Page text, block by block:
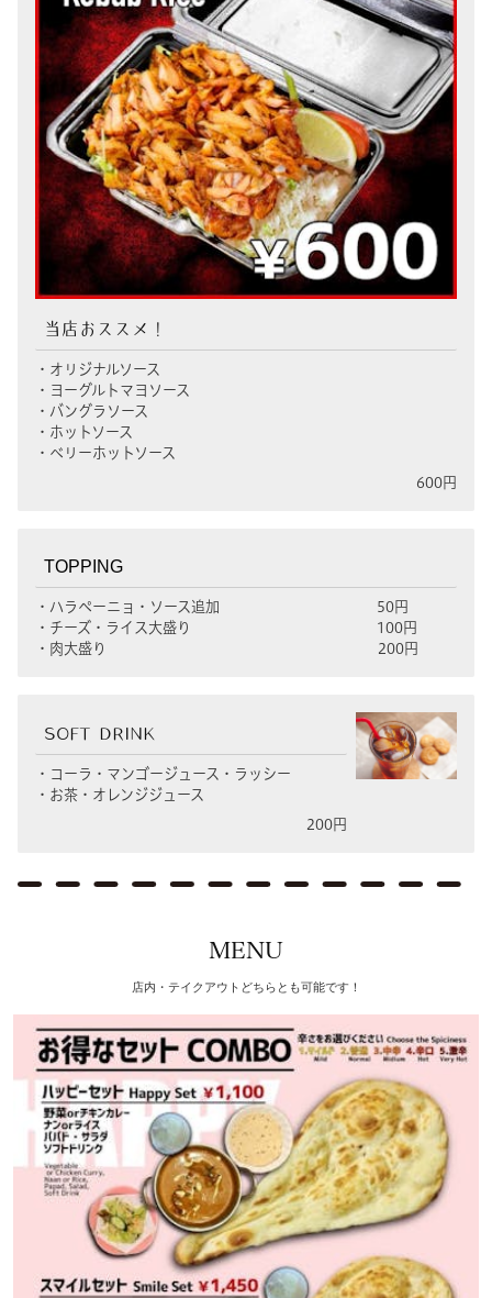
当店おススメ！
・オリジナルソース
・ヨーグルトマヨソース
・バングラソース
・ホットソース
・ベリーホットソース
600円
TOPPING
・ハラペーニョ・ソース追加 50円
・チーズ・ライス大盛り 100円
・肉大盛り 200円
SOFT DRINK
・コーラ・マンゴージュース・ラッシー
・お茶・オレンジジュース
200円
MENU
店内・テイクアウトどちらとも可能です！